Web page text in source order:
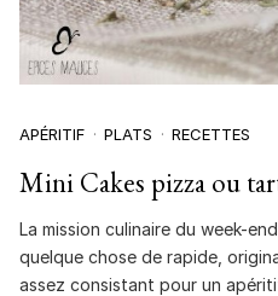
APÉRITIF PLATS RECETTES
Mini Cakes pizza ou
La mission culinaire du week-
quelque chose de rapide,
assez consistant pour un